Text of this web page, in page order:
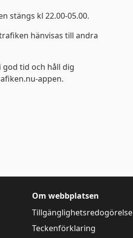
stängs kl 22.00-05.00.
hänvisas till andra
god tid och håll dig
appen.
Om webbplatsen
Tillgänglighetsredogörelse
Teckenförklaring